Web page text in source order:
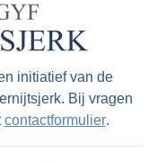
volgende
lucht. Tallooze
te vliegen. De
10 mei) werden
geweest.” Heit
hoorde zelf
de praam nog
Theunis
daar nog
werden de
initiatief van de
Bij vragen
contactformulier.